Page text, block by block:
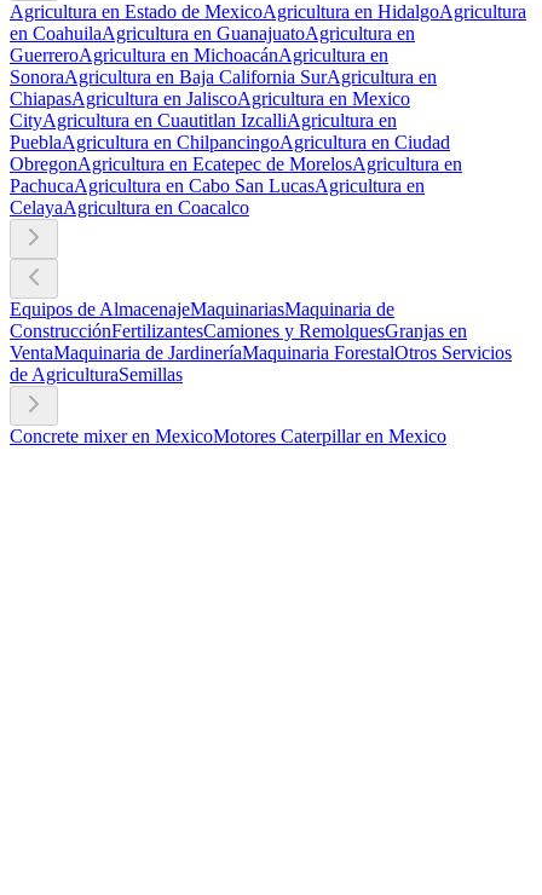
Agricultura en Estado de MexicoAgricultura en HidalgoAgricultura
en CoahuilaAgricultura en GuanajuatoAgricultura en
GuerreroAgricultura en MichoacánAgricultura en
SonoraAgricultura en Baja California SurAgricultura en
ChiapasAgricultura en JaliscoAgricultura en Mexico
CityAgricultura en Cuautitlan IzcalliAgricultura en
PueblaAgricultura en ChilpancingoAgricultura en Ciudad
ObregonAgricultura en Ecatepec de MorelosAgricultura en
PachucaAgricultura en Cabo San LucasAgricultura en
CelayaAgricultura en Coacalco
Equipos de AlmacenajeMaquinariasMaquinaria de
ConstrucciónFertilizantesCamiones y RemolquesGranjas en
VentaMaquinaria de JardineríaMaquinaria ForestalOtros Servicios
de AgriculturaSemillas
Concrete mixer en MexicoMotores Caterpillar en Mexico